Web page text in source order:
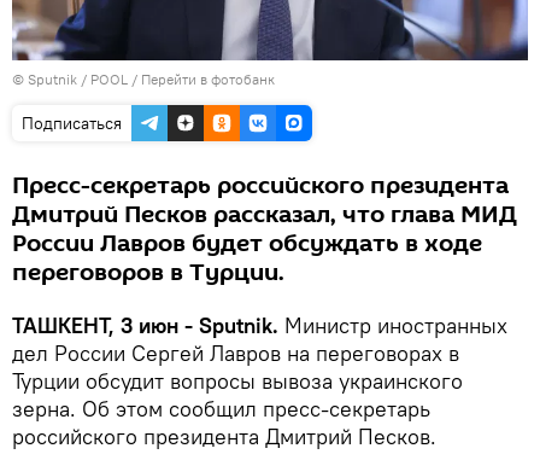
© Sputnik / POOL / Перейти в фотобанк
Подписаться
Пресс-секретарь российского президента
Дмитрий Песков рассказал, что глава МИД
России Лавров будет обсуждать в ходе
переговоров в Турции.
ТАШКЕНТ, 3 июн - Sputnik. Министр иностранных
дел России Сергей Лавров на переговорах в
Турции обсудит вопросы вывоза украинского
зерна. Об этом сообщил пресс-секретарь
российского президента Дмитрий Песков.